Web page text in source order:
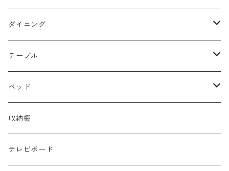
２人掛け
３人掛け
カウチソファ
ダイニング
チェア・ベンチ
テーブル
セット
テーブル
ローテーブル
サイドテーブル
デスク・カウンター
ベッド
シングル
セミダブル
収納棚
テレビボード